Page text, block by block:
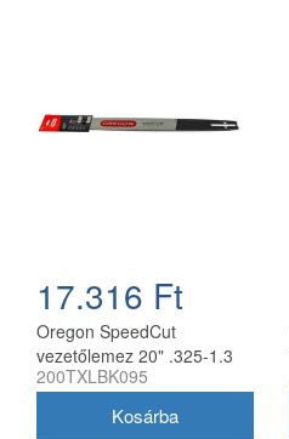
17.316 Ft
Oregon SpeedCut
vezetőlemez 20" .325-1.3
mm 78 szem Husqvarna
200TXLBK095